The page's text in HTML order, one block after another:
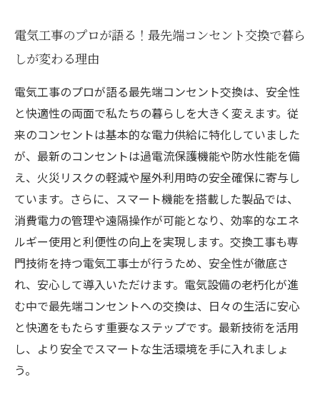
電気工事のプロが語る！最先端コンセント交換で暮ら
しが変わる理由
電気工事のプロが語る最先端コンセント交換は、安全性
と快適性の両面で私たちの暮らしを大きく変えます。従
来のコンセントは基本的な電力供給に特化していました
が、最新のコンセントは過電流保護機能や防水性能を備
え、火災リスクの軽減や屋外利用時の安全確保に寄与し
ています。さらに、スマート機能を搭載した製品では、
消費電力の管理や遠隔操作が可能となり、効率的なエネ
ルギー使用と利便性の向上を実現します。交換工事も専
門技術を持つ電気工事士が行うため、安全性が徹底さ
れ、安心して導入いただけます。電気設備の老朽化が進
む中で最先端コンセントへの交換は、日々の生活に安心
と快適をもたらす重要なステップです。最新技術を活用
し、より安全でスマートな生活環境を手に入れましょ
う。